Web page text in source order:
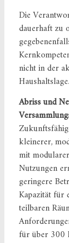
Die
dauerhaft zu
nicht in der
Haushaltslage.
Abriss und
kleinerer,
mit
Nutzungen
geringere
Kapazität für
teilbaren
für über 300